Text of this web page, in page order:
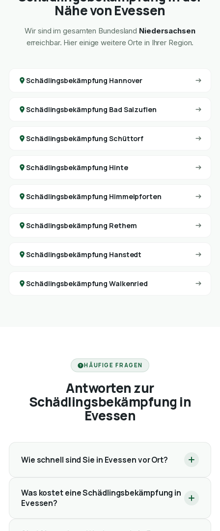
Nähe von Evessen
Wir sind im gesamten Bundesland Niedersachsen
erreichbar. Hier einige weitere Orte in Ihrer Region.
Schädlingsbekämpfung Hannover
Schädlingsbekämpfung Bad Salzuflen
Schädlingsbekämpfung Schüttorf
Schädlingsbekämpfung Hinte
Schädlingsbekämpfung Himmelpforten
Schädlingsbekämpfung Rethem
Schädlingsbekämpfung Hanstedt
Schädlingsbekämpfung Walkenried
HÄUFIGE FRAGEN
Antworten zur
Schädlingsbekämpfung in
Evessen
Wie schnell sind Sie in Evessen vor Ort?
Was kostet eine Schädlingsbekämpfung in
Evessen?